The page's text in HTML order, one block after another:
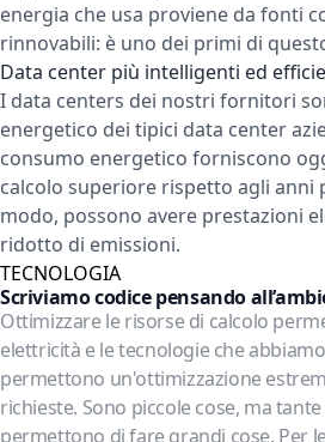
energia che usa proviene da fonti
rinnovabili: è uno dei primi di
Data center più intelligenti ed
I data centers dei nostri fornitori
energetico dei tipici data center
consumo energetico forniscono
calcolo superiore rispetto agli anni
modo, possono avere prestazioni
ridotto di emissioni.
TECNOLOGIA
Scriviamo codice pensando
Ottimizzare le risorse di calcolo
elettricità e le tecnologie che
permettono un'ottimizzazione
richieste. Sono piccole cose, ma
permettono di fare grandi cose. Per